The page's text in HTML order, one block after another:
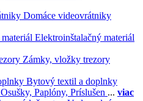
Domáce videovrátniky
Elektroinštalačný materiál
Zámky, vložky trezory
Bytový textil a doplnky
Osušky, Paplóny, Príslušen ... viac